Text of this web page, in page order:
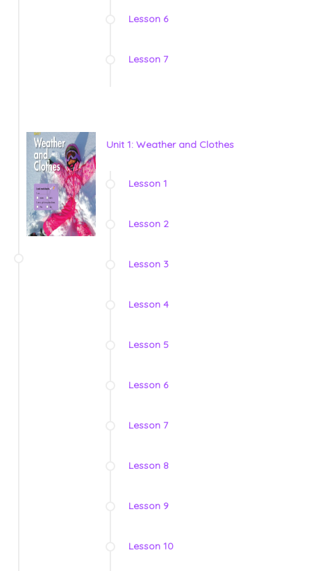
Lesson 6
Lesson 7
Unit 1: Weather and Clothes
Lesson 1
Lesson 2
Lesson 3
Lesson 4
Lesson 5
Lesson 6
Lesson 7
Lesson 8
Lesson 9
Lesson 10